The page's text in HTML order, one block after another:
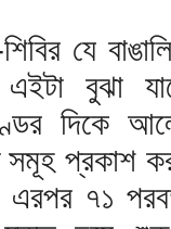
শিবির যে
বুঝা
দিকে
প্রকাশ
এরপর ৭১